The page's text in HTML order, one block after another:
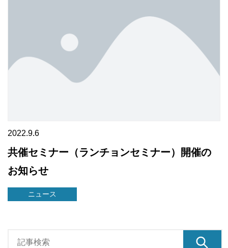
2022.9.6
共催セミナー（ランチョンセミナー）開催の
お知らせ
ニュース